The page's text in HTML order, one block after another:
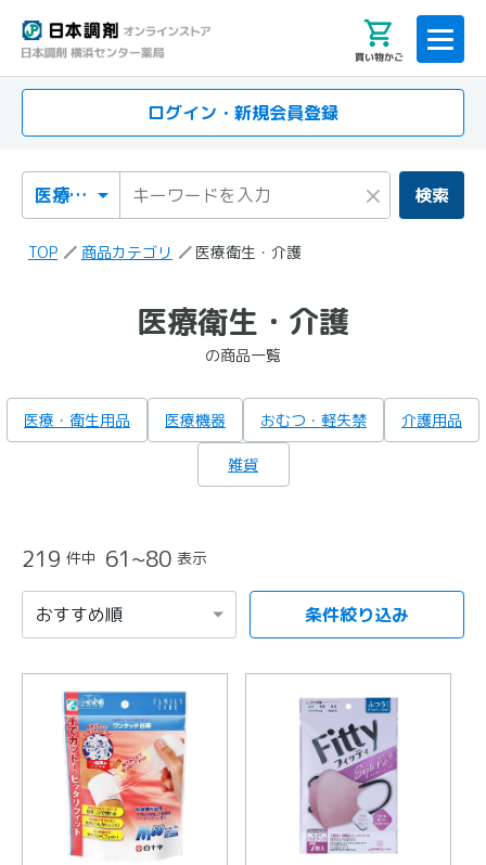
買い物かご
ログイン・新規会員登録
検索カテゴリ
検索キーワード × 検索
TOP 商品カテゴリ 医療衛生・介護
「医療衛生・介護」
の商品一覧医療衛生・介護
の商品一覧
医療・衛生用品 医療機器 おむつ・軽失禁 介護用品
雑貨
219 件中 61~80 表示
項目を選択すると自動的に内容が更新されます。
条件絞り込み